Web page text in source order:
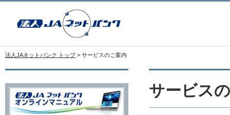
法人JAネットバンク トップ > サービスのご案内
サービス